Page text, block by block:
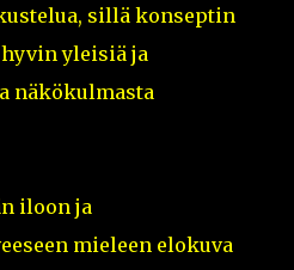
sillä konseptin
yleisiä ja
näkökulmasta
iloon ja
mieleen elokuva